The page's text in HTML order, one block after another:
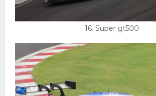
16. Super gt500